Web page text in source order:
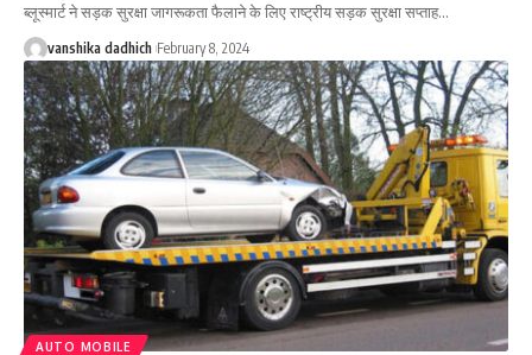
ब्लूस्मार्ट ने सड़क सुरक्षा जागरूकता फैलाने के लिए राष्ट्रीय सड़क सुरक्षा सप्ताह…
vanshika dadhich February 8, 2024
AUTO MOBILE